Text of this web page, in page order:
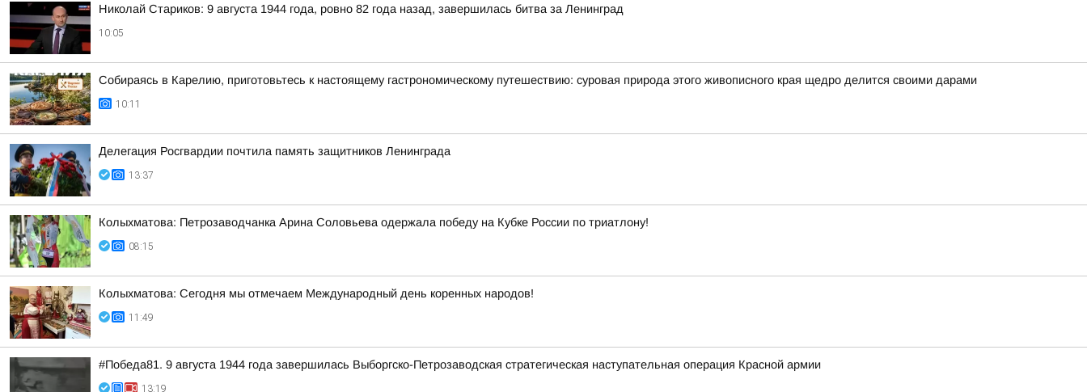
Николай Стариков: 9 августа 1944 года, ровно 82 года назад, завершилась битва за Ленинград
10:05
Собираясь в Карелию, приготовьтесь к настоящему гастрономическому путешествию: суровая природа этого живописного края щедро делится своими дарами
10:11
Делегация Росгвардии почтила память защитников Ленинграда
13:37
Колыхматова: Петрозаводчанка Арина Соловьева одержала победу на Кубке России по триатлону!
08:15
Колыхматова: Сегодня мы отмечаем Международный день коренных народов!
11:49
#Победа81. 9 августа 1944 года завершилась Выборгско-Петрозаводская стратегическая наступательная операция Красной армии
13:19